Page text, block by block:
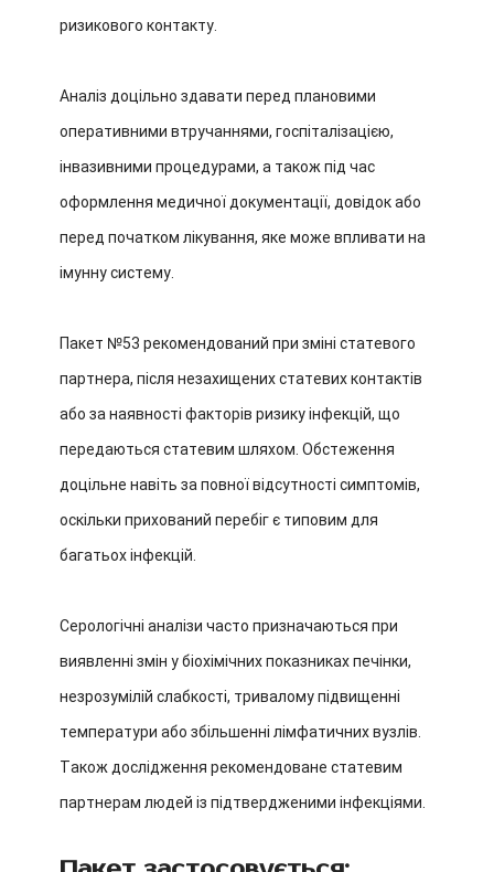
ризикового контакту.
Аналіз доцільно здавати перед плановими
оперативними втручаннями, госпіталізацією,
інвазивними процедурами, а також під час
оформлення медичної документації, довідок або
перед початком лікування, яке може впливати на
імунну систему.
Пакет №53 рекомендований при зміні статевого
партнера, після незахищених статевих контактів
або за наявності факторів ризику інфекцій, що
передаються статевим шляхом. Обстеження
доцільне навіть за повної відсутності симптомів,
оскільки прихований перебіг є типовим для
багатьох інфекцій.
Серологічні аналізи часто призначаються при
виявленні змін у біохімічних показниках печінки,
незрозумілій слабкості, тривалому підвищенні
температури або збільшенні лімфатичних вузлів.
Також дослідження рекомендоване статевим
партнерам людей із підтвердженими інфекціями.